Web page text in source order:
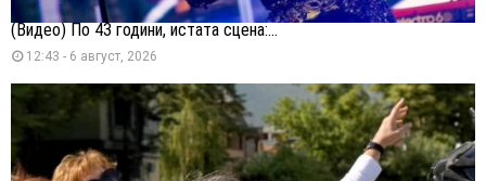
(Видео) По 43 години, истата сцена:...
12:43 - 6 август, 2026